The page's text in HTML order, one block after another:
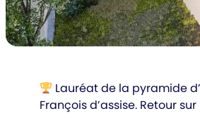
Lauréat de la pyramide
François d’assise. Retour